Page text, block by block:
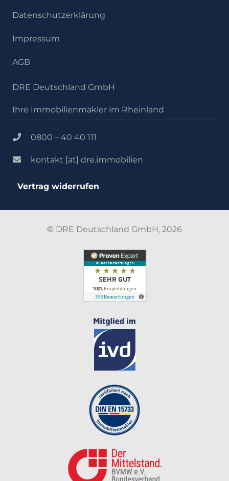
Datenschutzerklärung
Impressum
AGB
DRE Deutschland GmbH
Ihre Immobilienmakler im Rheinland
0800 – 40 40 111
kontakt [at] dre.immobilien
Vertrag widerrufen
© DRE Deutschland GmbH, 2026